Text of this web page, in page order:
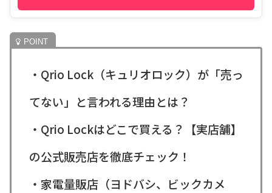
・Qrio Lock（キュリオロック）が「売っ
てない」と言われる理由とは？
・Qrio Lockはどこで買える？【実店舗】
の公式販売店を徹底チェック！
・家電量販店（ヨドバシ、ビックカメ